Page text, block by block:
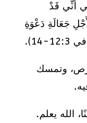
أَنِّي قَدْ
جَعَالَةِ دَعْوَةِ
وتمسك
الله يعلم.